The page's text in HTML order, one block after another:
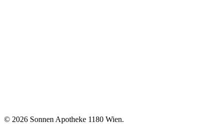
© 2026 Sonnen Apotheke 1180 Wien.